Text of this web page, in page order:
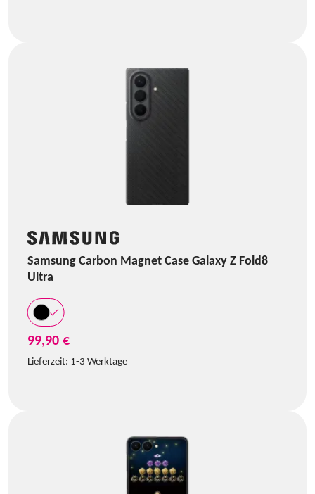
Samsung Carbon Magnet Case Galaxy Z Fold8
Ultra
99,90 €
Lieferzeit: 1-3 Werktage